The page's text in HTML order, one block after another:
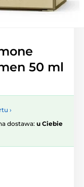
50 ml
›
dostawa: u Ciebie